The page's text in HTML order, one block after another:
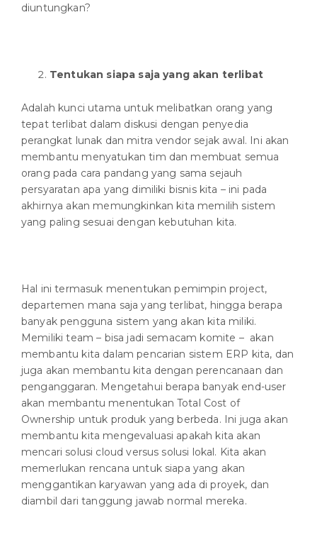
diuntungkan?
Tentukan siapa saja yang akan terlibat
Adalah kunci utama untuk melibatkan orang yang
tepat terlibat dalam diskusi dengan penyedia
perangkat lunak dan mitra vendor sejak awal. Ini akan
membantu menyatukan tim dan membuat semua
orang pada cara pandang yang sama sejauh
persyaratan apa yang dimiliki bisnis kita – ini pada
akhirnya akan memungkinkan kita memilih sistem
yang paling sesuai dengan kebutuhan kita.
Hal ini termasuk menentukan pemimpin project,
departemen mana saja yang terlibat, hingga berapa
banyak pengguna sistem yang akan kita miliki.
Memiliki team – bisa jadi semacam komite – akan
membantu kita dalam pencarian sistem ERP kita, dan
juga akan membantu kita dengan perencanaan dan
penganggaran. Mengetahui berapa banyak end-user
akan membantu menentukan Total Cost of
Ownership untuk produk yang berbeda. Ini juga akan
membantu kita mengevaluasi apakah kita akan
mencari solusi cloud versus solusi lokal. Kita akan
memerlukan rencana untuk siapa yang akan
menggantikan karyawan yang ada di proyek, dan
diambil dari tanggung jawab normal mereka.